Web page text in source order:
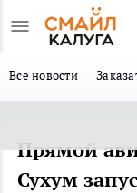
Все новости
Прямой
Сухум